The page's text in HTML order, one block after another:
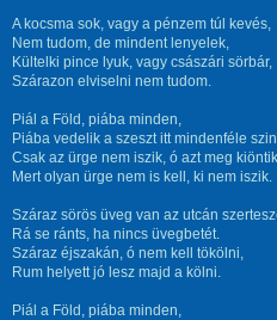
A kocsma sok, vagy a pénzem túl kevés,
Nem tudom, de mindent lenyelek,
Kültelki pince lyuk, vagy császári sörbár,
Szárazon elviselni nem tudom.
Piál a Föld, piába minden,
Piába vedelik a szeszt itt mindenféle
Csak az ürge nem iszik, ó azt meg
Mert olyan ürge nem is kell, ki nem iszik.
Száraz sörös üveg van az utcán
Rá se ránts, ha nincs üvegbetét.
Száraz éjszakán, ó nem kell tökölni,
Rum helyett jó lesz majd a kölni.
Piál a Föld, piába minden,